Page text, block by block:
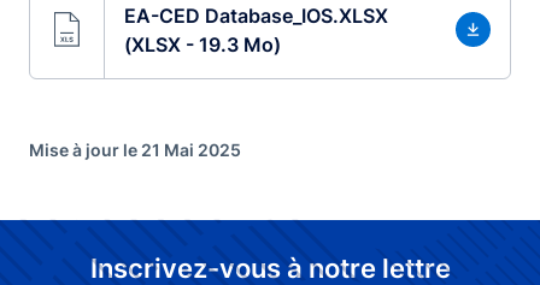
EA-CED Database_IOS.XLSX
(XLSX - 19.3 Mo)
Mise à jour le 21 Mai 2025
Inscrivez-vous à notre lettre